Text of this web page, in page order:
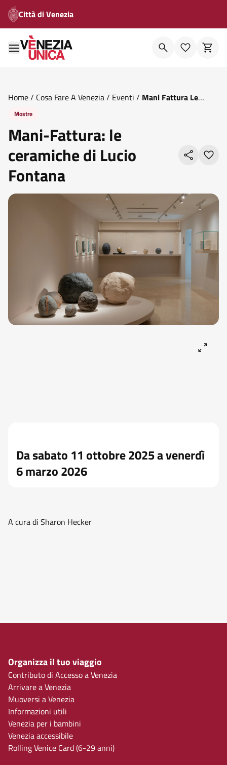
Città di Venezia
Home/ Cosa Fare A Venezia/ Eventi / Mani Fattura Le
Ceramiche Di Lucio Fontana
Mostre
Mani-Fattura: le
ceramiche di Lucio
Fontana
Da sabato 11 ottobre 2025 a venerdì
6 marzo 2026
A cura di Sharon Hecker
Organizza il tuo viaggio
Contributo di Accesso a Venezia
Arrivare a Venezia
Muoversi a Venezia
Informazioni utili
Venezia per i bambini
Venezia accessibile
Rolling Venice Card (6-29 anni)